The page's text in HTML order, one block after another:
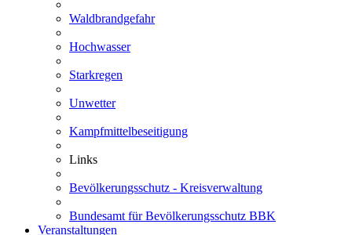
Waldbrandgefahr
Hochwasser
Starkregen
Unwetter
Kampfmittelbeseitigung
Links
Bevölkerungsschutz - Kreisverwaltung
Bundesamt für Bevölkerungsschutz BBK
Veranstaltungen